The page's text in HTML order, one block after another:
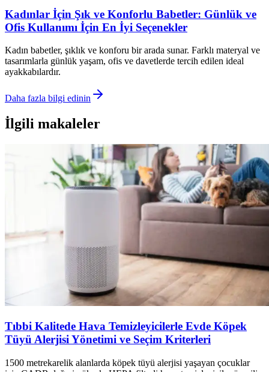
Kadınlar İçin Şık ve Konforlu Babetler: Günlük ve
Ofis Kullanımı İçin En İyi Seçenekler
Kadın babetler, şıklık ve konforu bir arada sunar. Farklı materyal ve
tasarımlarla günlük yaşam, ofis ve davetlerde tercih edilen ideal
ayakkabılardır.
Daha fazla bilgi edinin
İlgili makaleler
Tıbbi Kalitede Hava Temizleyicilerle Evde Köpek
Tüyü Alerjisi Yönetimi ve Seçim Kriterleri
1500 metrekarelik alanlarda köpek tüyü alerjisi yaşayan çocuklar